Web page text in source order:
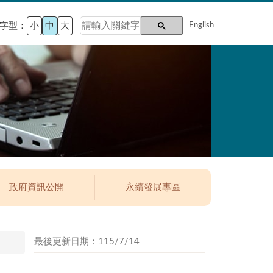
字型： 小 中 大 English
政府資訊公開 永續發展專區
最後更新日期：115/7/14